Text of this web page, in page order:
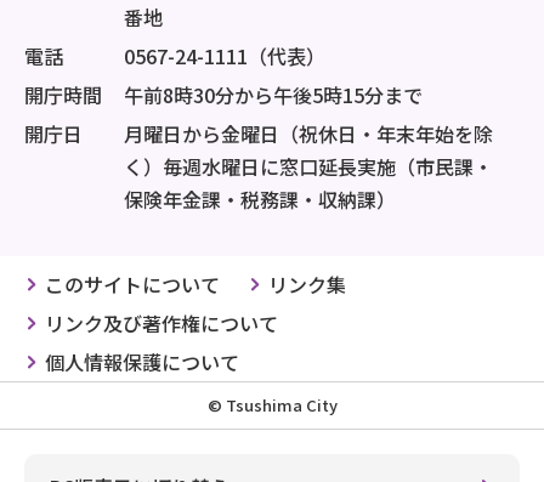
番地
電話
0567-24-1111（代表）
開庁時間
午前8時30分から午後5時15分まで
開庁日
月曜日から金曜日（祝休日・年末年始を除
く）毎週水曜日に窓口延長実施（市民課・
保険年金課・税務課・収納課）
このサイトについて
リンク集
リンク及び著作権について
個人情報保護について
© Tsushima City